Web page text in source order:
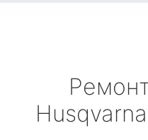
Husqvarna